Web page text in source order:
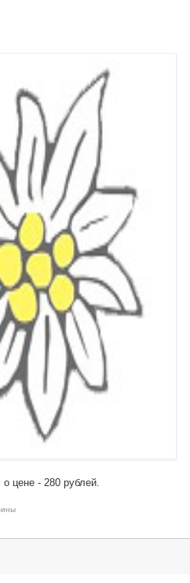
цене - 280 рублей.